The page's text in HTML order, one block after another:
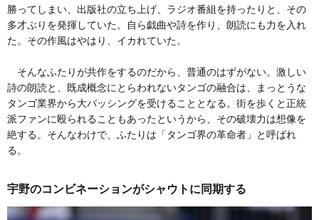
勝ってしまい、出版社の立ち上げ、ラジオ番組を持ったりと、その
多才ぶりを発揮していた。自ら戯曲や詩を作り、朗読にも力を入れ
た。その作風はやはり、イカれていた。
そんなふたりが共作をするのだから、普通のはずがない。激しい
詩の朗読と、既成概念にとらわれないタンゴの融合は、まっとうな
タンゴ業界から大バッシングを受けることとなる。街を歩くと正統
派ファンに殴られることもあったというから、その破壊力は想像を
絶する。そんなわけで、ふたりは「タンゴ界の革命者」と呼ばれ
る。
宇野のコンビネーションがシャウトに同期する